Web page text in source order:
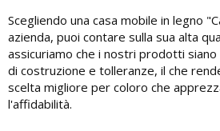
Scegliendo una casa mobile in legno
azienda, puoi contare sulla sua alta
assicuriamo che i nostri prodotti
di costruzione e tolleranze, il che
scelta migliore per coloro che
l'affidabilità.